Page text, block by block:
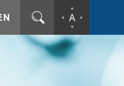
サイト内検索